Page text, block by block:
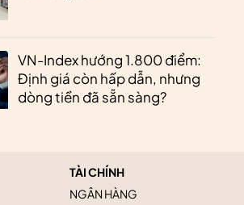
VN-Index hướng 1.800 điểm:
Định giá còn hấp dẫn, nhưng
dòng tiền đã sẵn sàng?
TÀI CHÍNH
NGÂN HÀNG